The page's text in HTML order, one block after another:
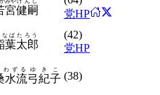
宮健嗣
党HP
葉
なば
太郎
たろう (42)
党HP
水流
わずる
弓紀子
ゆきこ
(38)